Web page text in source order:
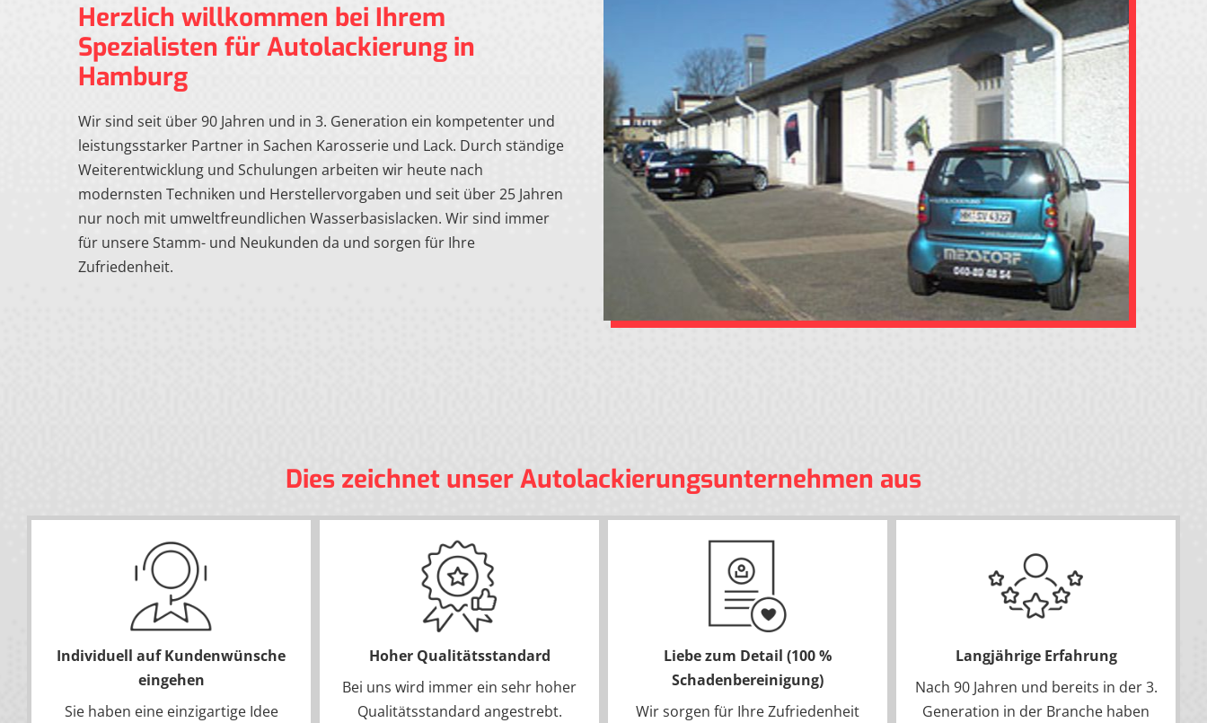
Herzlich willkommen bei Ihrem
Spezialisten für Autolackierung in
Hamburg
Wir sind seit über 90 Jahren und in 3. Generation ein kompetenter und
leistungsstarker Partner in Sachen Karosserie und Lack. Durch ständige
Weiterentwicklung und Schulungen arbeiten wir heute nach
modernsten Techniken und Herstellervorgaben und seit über 25 Jahren
nur noch mit umweltfreundlichen Wasserbasislacken. Wir sind immer
für unsere Stamm- und Neukunden da und sorgen für Ihre
Zufriedenheit.
Dies zeichnet unser Autolackierungsunternehmen aus
Individuell auf Kundenwünsche
eingehen
Sie haben eine einzigartige Idee
Hoher Qualitätsstandard
Bei uns wird immer ein sehr hoher
Qualitätsstandard angestrebt.
Liebe zum Detail (100 %
Schadenbereinigung)
Wir sorgen für Ihre Zufriedenheit
Langjährige Erfahrung
Nach 90 Jahren und bereits in der 3.
Generation in der Branche haben